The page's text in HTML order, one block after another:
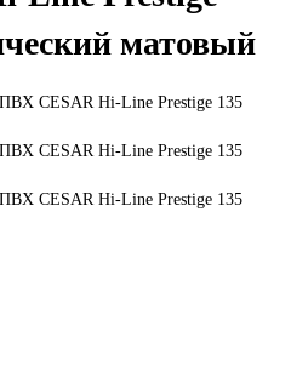
матовый